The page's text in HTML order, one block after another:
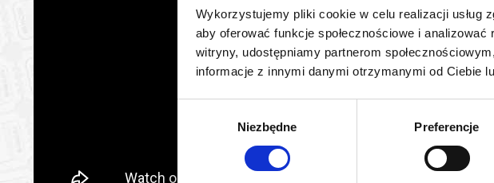
Wykorzystujemy pliki cookie w celu realizacji usług
aby oferować funkcje społecznościowe i
witryny, udostępniamy partnerom
informacje z innymi danymi otrzymanymi od Ciebie
Niezbędne Preferencje